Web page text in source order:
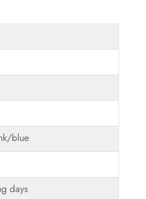
blue
days